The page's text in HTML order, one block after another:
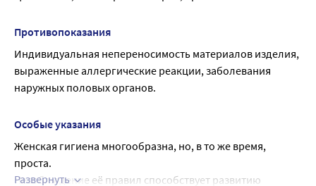
Противопоказания
Индивидуальная непереносимость материалов изделия,
выраженные аллергические реакции, заболевания
наружных половых органов.
Особые указания
Женская гигиена многообразна, но, в то же время,
проста.
Несоблюдение её правил способствует развитию
Развернуть